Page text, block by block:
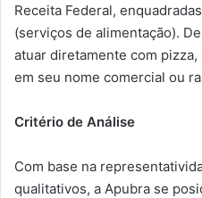
Receita Federal,
(serviços de alimentação).
atuar diretamente com
em seu nome comercial ou
Critério de Análise
Com base na
qualitativos, a Apubra se